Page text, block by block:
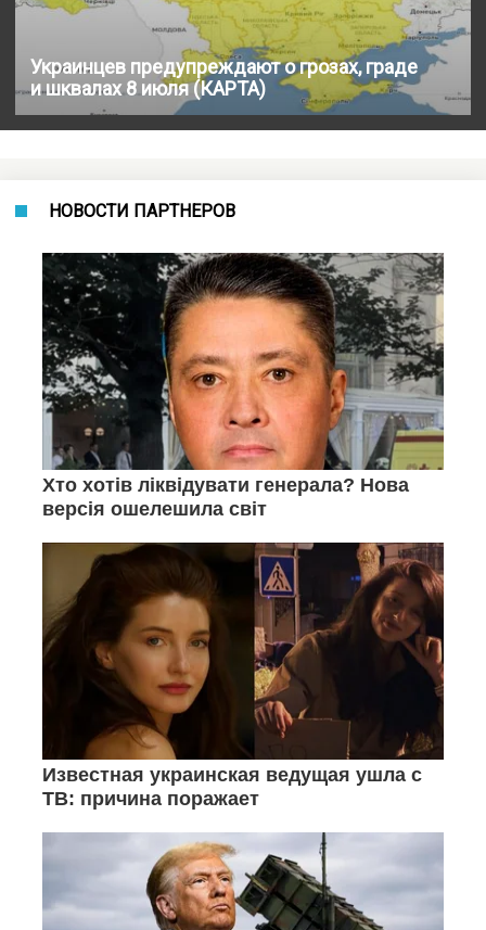
Украинцев предупреждают о грозах, граде
и шквалах 8 июля (КАРТА)
НОВОСТИ ПАРТНЕРОВ